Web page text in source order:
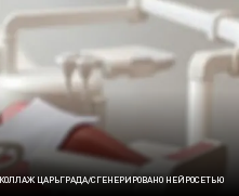
ЦАРЬГРАДА/СГЕНЕРИРОВАНО НЕЙРОСЕТЬЮ